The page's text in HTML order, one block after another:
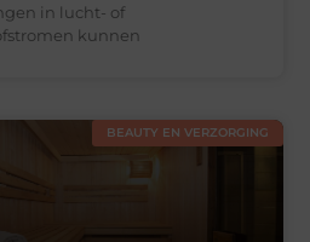
in lucht- of
kunnen
BEAUTY EN VERZORGING